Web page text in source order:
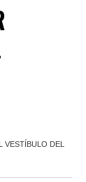
VESTÍBULO DEL